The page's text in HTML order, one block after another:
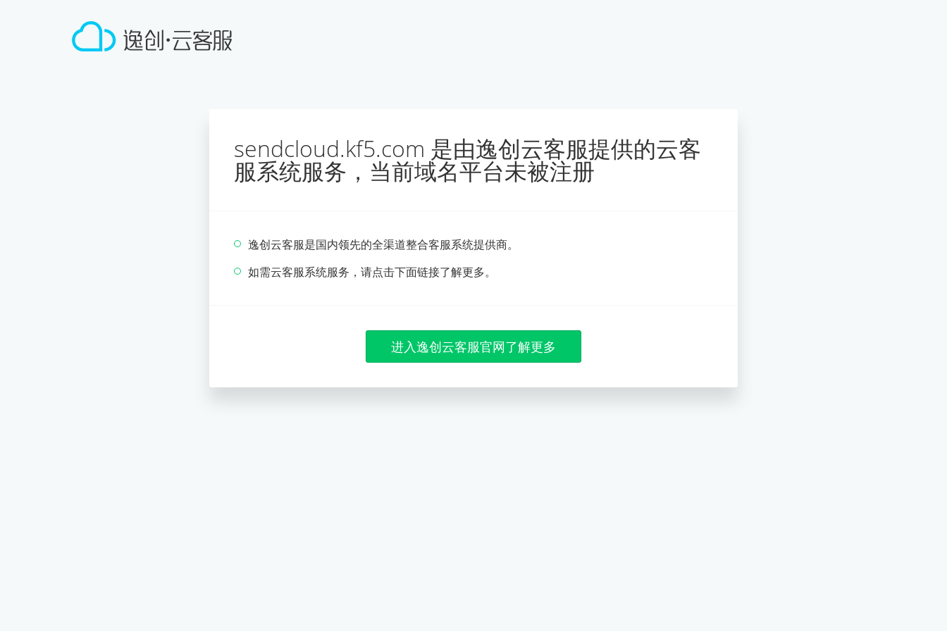
sendcloud.kf5.com 是由逸创云客服提供的云客
服系统服务，当前域名平台未被注册
逸创云客服是国内领先的全渠道整合客服系统提供商。
如需云客服系统服务，请点击下面链接了解更多。
进入逸创云客服官网了解更多